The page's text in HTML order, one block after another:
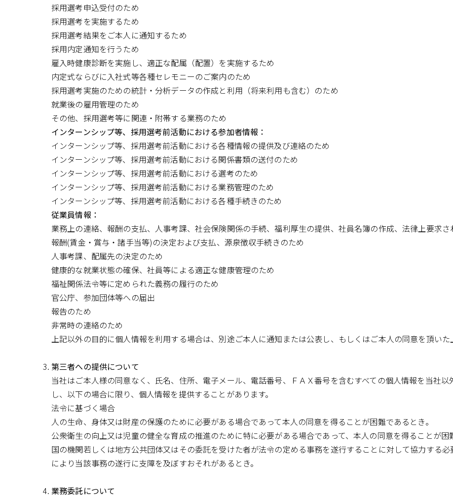
採用選考申込受付のため
採用選考を実施するため
採用選考結果をご本人に通知するため
採用内定通知を行うため
雇入時健康診断を実施し、適正な配属（配置）を実施するため
内定式ならびに入社式等各種セレモニーのご案内のため
採用選考実施のための統計・分析データの作成と利用（将来利用も含む）のため
就業後の雇用管理のため
その他、採用選考等に関連・附帯する業務のため
インターンシップ等、採用選考前活動における参加者情報：
インターンシップ等、採用選考前活動における各種情報の提供及び連絡のため
インターンシップ等、採用選考前活動における関係書類の送付のため
インターンシップ等、採用選考前活動における選考のため
インターンシップ等、採用選考前活動における業務管理のため
インターンシップ等、採用選考前活動における各種手続きのため
従業員情報：
業務上の連絡、報酬の支払、人事考課、社会保険関係の手続、福利厚生の提供、社員名簿の作成、法律上要求
報酬(賃金・賞与・諸手当等)の決定および支払、源泉徴収手続きのため
人事考課、配属先の決定のため
健康的な就業状態の確保、社員等による適正な健康管理のため
福祉関係法令等に定められた義務の履行のため
官公庁、参加団体等への届出
報告のため
非常時の連絡のため
上記以外の目的に個人情報を利用する場合は、別途ご本人に通知または公表し、もしくはご本人の同意を頂いた
第三者への提供について
当社はご本人様の同意なく、氏名、住所、電子メール、電話番号、ＦＡＸ番号を含むすべての個人情報を当社
し、以下の場合に限り、個人情報を提供することがあります。
法令に基づく場合
人の生命、身体又は財産の保護のために必要がある場合であって本人の同意を得ることが困難であるとき。
公衆衛生の向上又は児童の健全な育成の推進のために特に必要がある場合であって、本人の同意を得ることが困
国の機関若しくは地方公共団体又はその委託を受けた者が法令の定める事務を遂行することに対して協力する
により当該事務の遂行に支障を及ぼすおそれがあるとき。
業務委託について